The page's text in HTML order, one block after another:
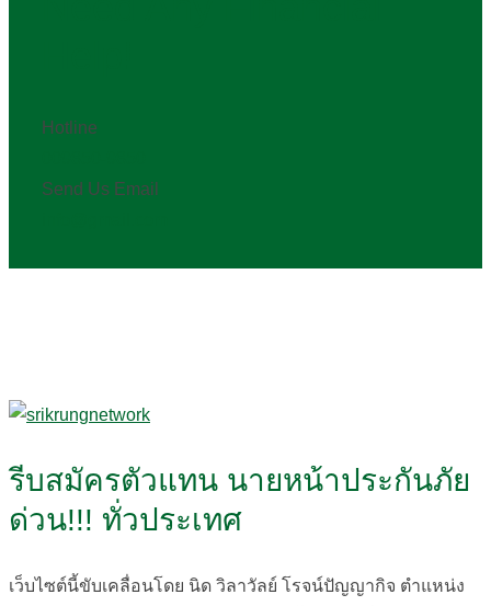
Hotline
Send Us Email
รีบสมัครตัวแทน นายหน้าประกันภัย
ด่วน!!! ทั่วประเทศ
เว็บไซต์นี้ขับเคลื่อนโดย นิด วิลาวัลย์​ โรจน์ปัญญากิจ ตำแหน่ง